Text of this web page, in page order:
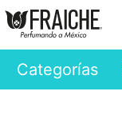
Categorías